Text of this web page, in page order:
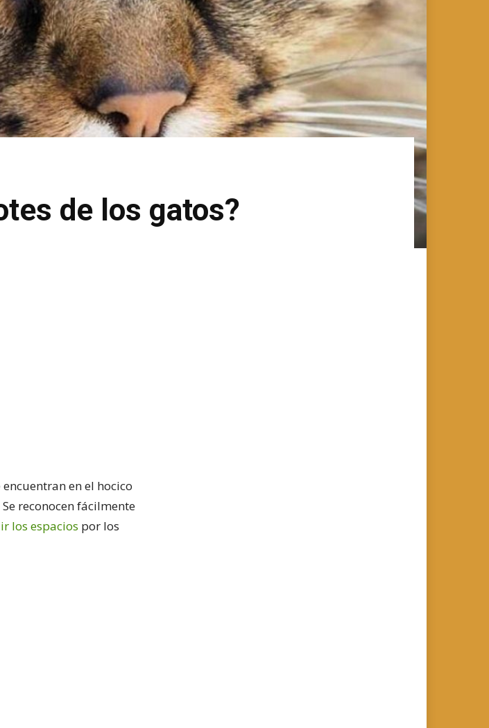
de los gatos?
encuentran en el hocico
reconocen fácilmente
los espacios por los